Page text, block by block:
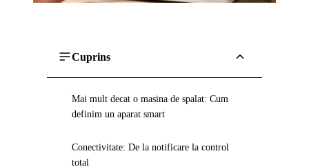
Cuprins
Mai mult decat o masina de spalat: Cum
definim un aparat smart
Conectivitate: De la notificare la control
total